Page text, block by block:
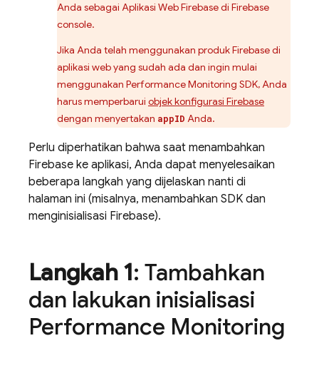
Anda sebagai Aplikasi Web Firebase di Firebase
console.
Jika Anda telah menggunakan produk Firebase di
aplikasi web yang sudah ada dan ingin mulai
menggunakan Performance Monitoring SDK, Anda
harus memperbarui objek konfigurasi Firebase
dengan menyertakan appID Anda.
Perlu diperhatikan bahwa saat menambahkan
Firebase ke aplikasi, Anda dapat menyelesaikan
beberapa langkah yang dijelaskan nanti di
halaman ini (misalnya, menambahkan SDK dan
menginisialisasi Firebase).
Langkah 1: Tambahkan
dan lakukan inisialisasi
Performance Monitoring